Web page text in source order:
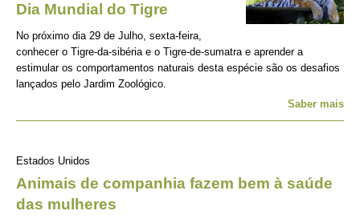
Dia Mundial do Tigre
No próximo dia 29 de Julho, sexta-feira,
conhecer o Tigre-da-sibéria e o Tigre-de-sumatra e aprender a
estimular os comportamentos naturais desta espécie são os desafios
lançados pelo Jardim Zoológico.
Saber mais
Estados Unidos
Animais de companhia fazem bem à saúde
das mulheres